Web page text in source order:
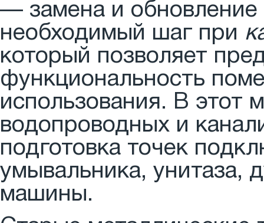
— замена и обновление
необходимый шаг при
который позволяет
функциональность
использования. В этот
водопроводных и
подготовка точек
умывальника, унитаза,
машины.